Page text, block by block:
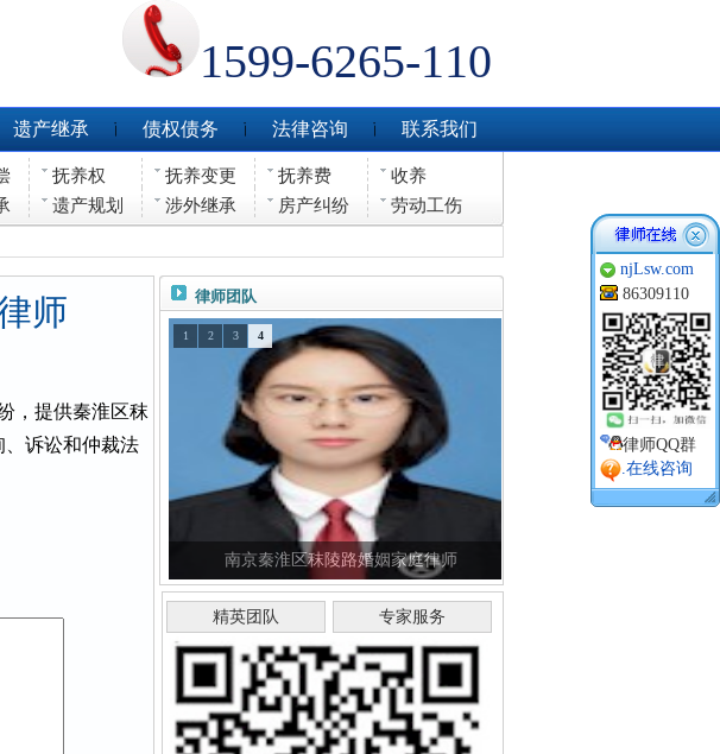
1599-6265-110
遗产继承 债权债务 法律咨询 联系我们
抚养权 抚养变更 抚养费
收养
遗产规划 涉外继承 房产纠纷 劳动工伤
师
，提供秦淮区秣
、诉讼和仲裁法
律师团队
南京秦淮区秣陵路婚姻家庭律师
1 2 3 4
精英团队 专家服务
njLsw.com
86309110
律师QQ群
.在线咨询